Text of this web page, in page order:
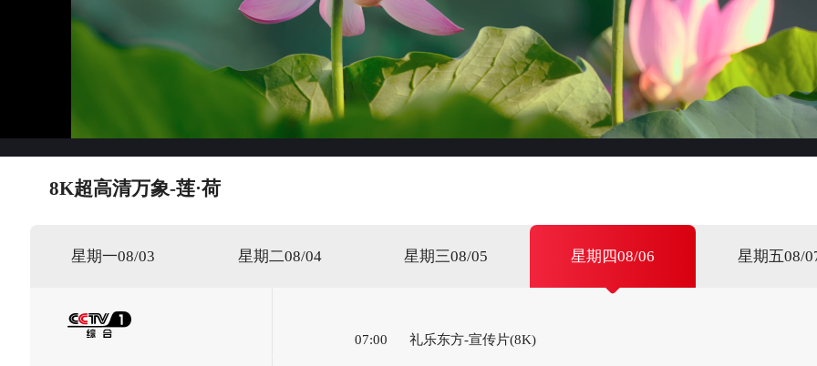
8K超高清万象-莲·荷
星期一08/03 星期二08/04 星期三08/05 星期四08/06 星期五08/
07:00 礼乐东方-宣传片(8K)